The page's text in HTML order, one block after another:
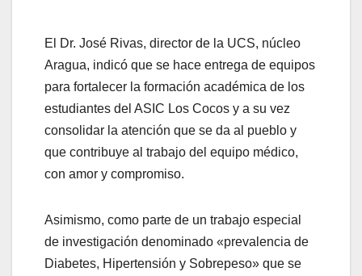
El Dr. José Rivas, director de la UCS, núcleo
Aragua, indicó que se hace entrega de equipos
para fortalecer la formación académica de los
estudiantes del ASIC Los Cocos y a su vez
consolidar la atención que se da al pueblo y
que contribuye al trabajo del equipo médico,
con amor y compromiso.
Asimismo, como parte de un trabajo especial
de investigación denominado «prevalencia de
Diabetes, Hipertensión y Sobrepeso» que se